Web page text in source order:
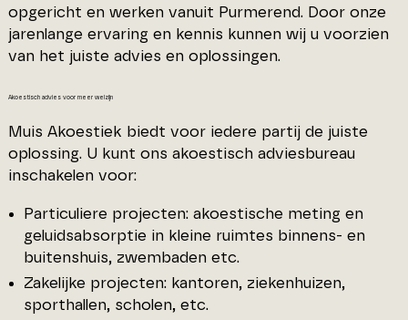
opgericht en werken vanuit Purmerend. Door onze
jarenlange ervaring en kennis kunnen wij u voorzien
van het juiste advies en oplossingen.
Akoestisch advies voor meer welzijn
Muis Akoestiek biedt voor iedere partij de juiste
oplossing. U kunt ons akoestisch adviesbureau
inschakelen voor:
Particuliere projecten: akoestische meting en
geluidsabsorptie in kleine ruimtes binnens- en
buitenshuis, zwembaden etc.
Zakelijke projecten: kantoren, ziekenhuizen,
sporthallen, scholen, etc.